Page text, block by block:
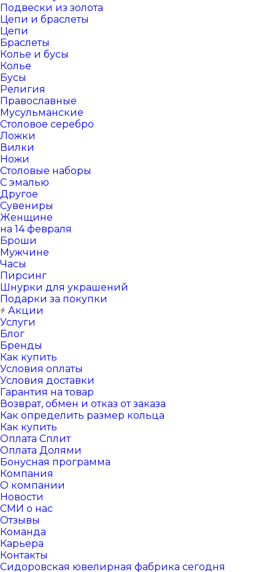
Подвески из золота
Цепи и браслеты
Цепи
Браслеты
Колье и бусы
Колье
Бусы
Религия
Православные
Мусульманские
Столовое серебро
Ложки
Вилки
Ножи
Столовые наборы
С эмалью
Другое
Сувениры
Женщине
на 14 февраля
Броши
Мужчине
Часы
Пирсинг
Шнурки для украшений
Подарки за покупки
Акции
Услуги
Блог
Бренды
Как купить
Условия оплаты
Условия доставки
Гарантия на товар
Возврат, обмен и отказ от заказа
Как определить размер кольца
Как купить
Оплата Сплит
Оплата Долями
Бонусная программа
Компания
О компании
Новости
СМИ о нас
Отзывы
Команда
Карьера
Контакты
Сидоровская ювелирная фабрика сегодня